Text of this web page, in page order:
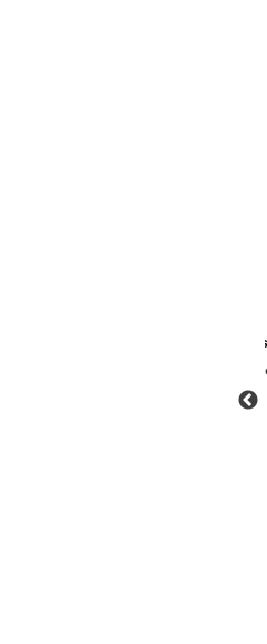
/home/xs227432/
content/themes/sound/